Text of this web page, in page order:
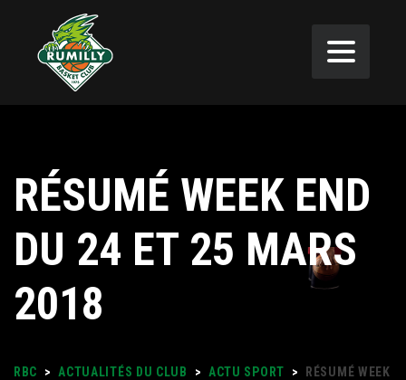
RÉSUMÉ WEEK END
DU 24 ET 25 MARS
2018
RBC > ACTUALITÉS DU CLUB > ACTU SPORT >
RÉSUMÉ WEEK